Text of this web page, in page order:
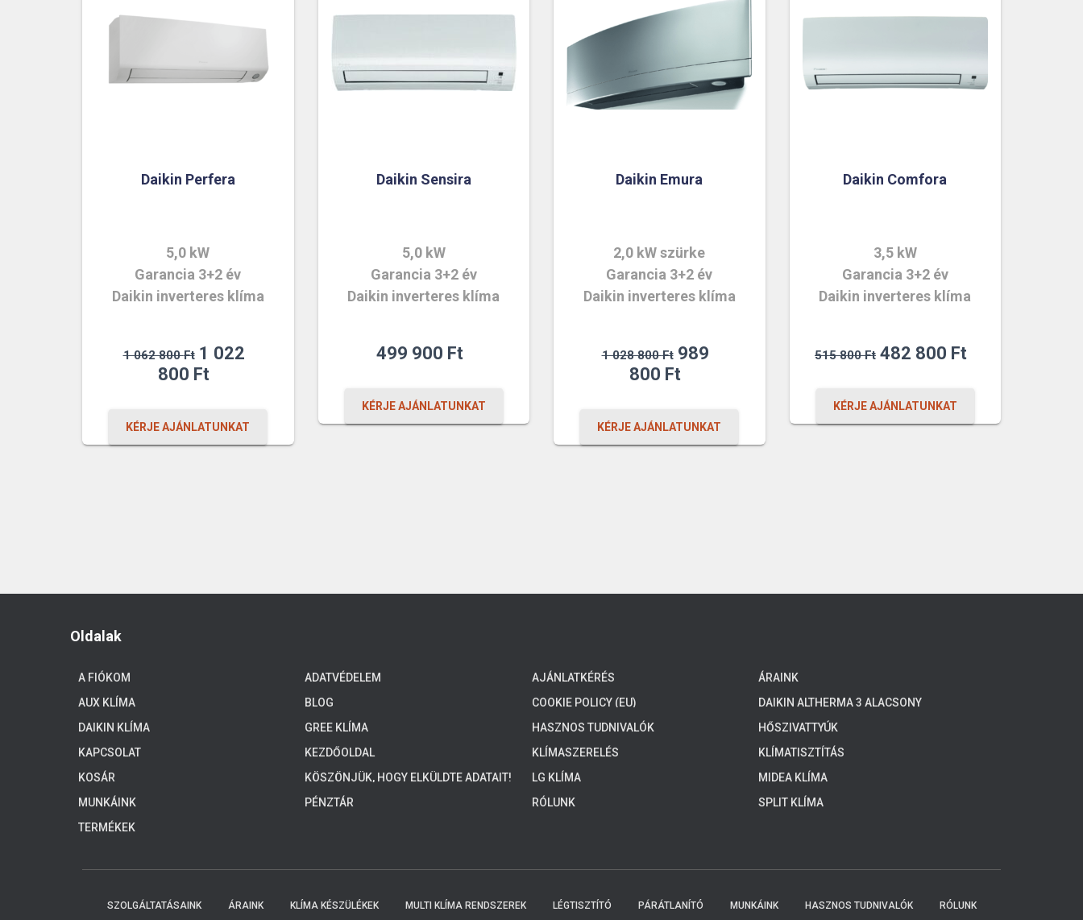
Daikin Perfera
5,0 kW
Garancia 3+2 év
Daikin inverteres klíma
1 062 800Ft Original
price
062
1 022
800 FtCurrent
1
KÉRJE AJÁNLATUNKAT
Daikin Sensira
5,0 kW
Garancia 3+2 év
Daikin inverteres klíma
499 900 Ft
KÉRJE AJÁNLATUNKAT
Daikin Emura
2,0 kW szürke
Garancia 3+2 év
Daikin inverteres klíma
1 028 800Ft Original
price
028
989
800 FtCurrent
989
KÉRJE AJÁNLATUNKAT
Daikin Comfora
3,5 kW
Garancia 3+2 év
Daikin inverteres klíma
515 800Ft Original
was:
515
482 800 FtCurrent
KÉRJE AJÁNLATUNKAT
Oldalak
A FIÓKOM ADATVÉDELEM AJÁNLATKÉRÉS
ÁRAINK
AUX KLÍMA
BLOG COOKIE POLICY (EU)
DAIKIN ALTHERMA 3 ALACSONY
HŐMÉRSÉKLETŰ RENDSZEREK, 4-8 KW
DAIKIN KLÍMA GREE KLÍMA HASZNOS TUDNIVALÓK
HŐSZIVATTYÚK
KAPCSOLAT
KEZDŐOLDAL KLÍMASZERELÉS
KLÍMATISZTÍTÁS
KOSÁR
KÖSZÖNJÜK, HOGY ELKÜLDTE ADATAIT!
KOLLEGÁINK HAMAROSAN FELKERESIK
ÖNT.
LG KLÍMA
MIDEA KLÍMA
MUNKÁINK
PÉNZTÁR RÓLUNK
SPLIT KLÍMA
TERMÉKEK
SZOLGÁLTATÁSAINK ÁRAINK KLÍMA KÉSZÜLÉKEK MULTI KLÍMA RENDSZEREK LÉGTISZTÍTÓ PÁRÁTLANÍTÓ MUNKÁINK HASZNOS TUDNIVALÓK RÓLUNK